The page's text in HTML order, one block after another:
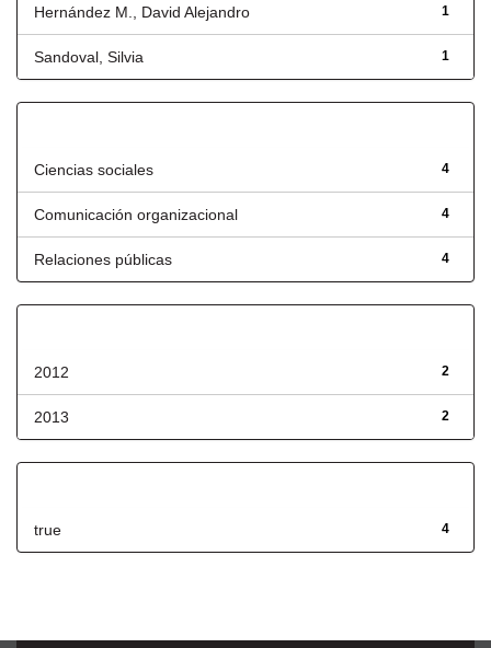
1
Hernández M., David Alejandro
1
Sandoval, Silvia
4
Ciencias sociales
4
Comunicación organizacional
4
Relaciones públicas
2
2012
2
2013
4
true